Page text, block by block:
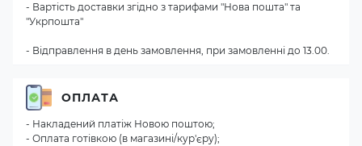
- Вартість доставки згідно з тарифами "Нова пошта" та
"Укрпошта"
- Відправлення в день замовлення, при замовленні до 13.00.
ОПЛАТА
- Накладений платіж Новою поштою;
- Оплата готівкою (в магазині/кур'єру);